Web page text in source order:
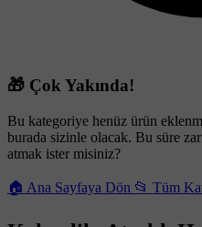
🎁 Çok Yakında!
Bu kategoriye henüz ürün
burada sizinle olacak. Bu süre
atmak ister misiniz?
🏠 Ana Sayfaya Dön 📂 Tüm